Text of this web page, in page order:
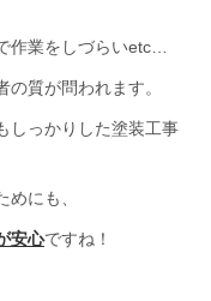
作業をしづらいetc…
質が問われます。
しっかりした塗装工事
にも、
安心ですね！